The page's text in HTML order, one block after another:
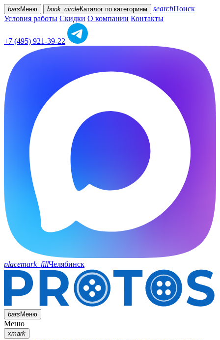
bars Меню book_circleКаталог по категориям searchПоиск
Условия работы Скидки О компании Контакты
+7 (495) 921-39-22
placemark_fillЧелябинск
barsМеню
Меню
xmark